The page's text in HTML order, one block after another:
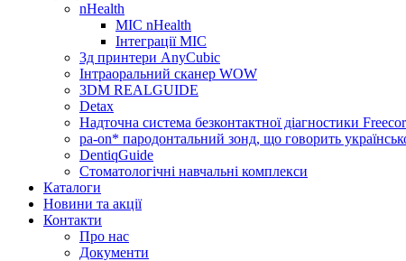
nHealth
МІС nHealth
Інтеграції МІС
3д принтери AnyCubic
Інтраоральний сканер WOW
3DM REALGUIDE
Detax
Надточна система безконтактної діагностики
pa-on* пародонтальний зонд, що говорить
DentiqGuide
Стоматологічні навчальні комплекси
Каталоги
Новини та акції
Контакти
Про нас
Документи